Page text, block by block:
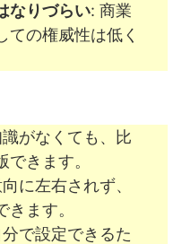
なりづらい: 商業
ての権威性は低く
がなくても、比
きます。
に左右されず、
ます。
で設定できるた